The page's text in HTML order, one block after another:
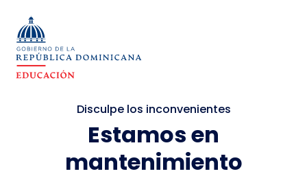
Disculpe los inconvenientes
Estamos en
mantenimiento